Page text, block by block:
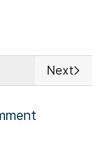
para
Next
Next